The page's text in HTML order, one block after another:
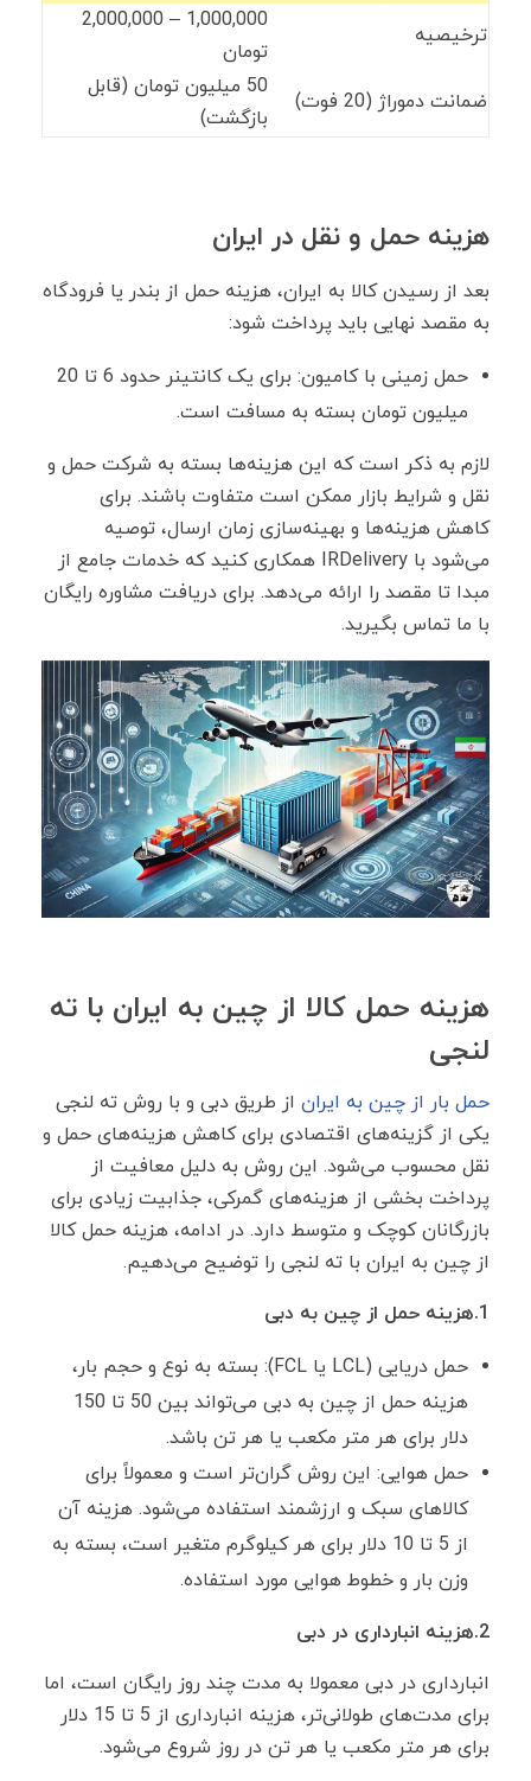
ترخیصیه
1,000,000 – 2,000,000
تومان
ضمانت دموراژ (20 فوت)
50 میلیون تومان (قابل
بازگشت)
هزینه حمل ‌و نقل در ایران
بعد از رسیدن کالا به ایران، هزینه حمل از بندر یا فرودگاه
به مقصد نهایی باید پرداخت شود:
حمل زمینی با کامیون: برای یک کانتینر حدود 6 تا 20
میلیون تومان بسته به مسافت است.
لازم به ذکر است که این هزینه‌ها بسته به شرکت حمل ‌و
نقل و شرایط بازار ممکن است متفاوت باشند. برای
کاهش هزینه‌ها و بهینه‌سازی زمان ارسال، توصیه
می‌شود با IRDelivery همکاری کنید که خدمات جامع از
مبدا تا مقصد را ارائه می‌دهد. برای دریافت مشاوره رایگان
با ما تماس بگیرید.
هزینه حمل کالا از چین به ایران با ته
لنجی
حمل بار از چین به ایران از طریق دبی و با روش ته لنجی
یکی از گزینه‌های اقتصادی برای کاهش هزینه‌های حمل و
نقل محسوب می‌شود. این روش به دلیل معافیت از
پرداخت بخشی از هزینه‌های گمرکی، جذابیت زیادی برای
بازرگانان کوچک و متوسط دارد. در ادامه، هزینه حمل کالا
از چین به ایران با ته لنجی را توضیح می‌دهیم.
1.هزینه حمل از چین به دبی
حمل دریایی (LCL یا FCL): بسته به نوع و حجم بار،
هزینه حمل از چین به دبی می‌تواند بین 50 تا 150
دلار برای هر متر مکعب یا هر تن باشد.
حمل هوایی: این روش گران‌تر است و معمولاً برای
کالاهای سبک و ارزشمند استفاده می‌شود. هزینه آن
از 5 تا 10 دلار برای هر کیلوگرم متغیر است، بسته به
وزن بار و خطوط هوایی مورد استفاده.
2.هزینه انبارداری در دبی
انبارداری در دبی معمولا به مدت چند روز رایگان است، اما
برای مدت‌های طولانی‌تر، هزینه انبارداری از 5 تا 15 دلار
برای هر متر مکعب یا هر تن در روز شروع می‌شود.